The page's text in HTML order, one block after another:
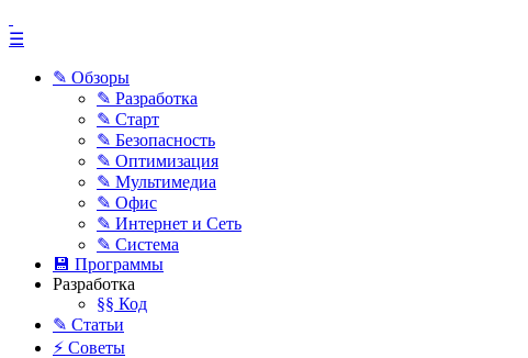
☰
✎ Обзоры
✎ Разработка
✎ Старт
✎ Безопасность
✎ Оптимизация
✎ Мультимедиа
✎ Офис
✎ Интернет и Сеть
✎ Система
💾 Программы
Разработка
§§ Код
✎ Статьи
⚡ Советы